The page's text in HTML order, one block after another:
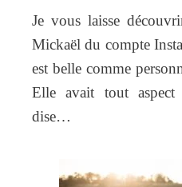
Je vous laisse
Mickaël du compte
est belle comme
Elle avait tout aspect
dise…